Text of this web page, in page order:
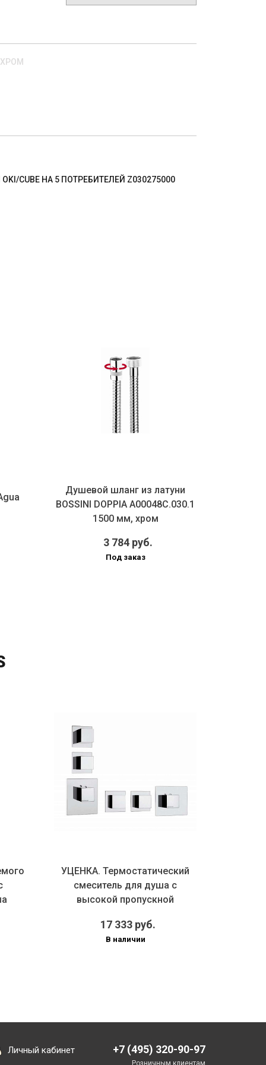
CUBE НА 5 ПОТРЕБИТЕЛЕЙ Z030275000
Душевой шланг из латуни
BOSSINI DOPPIA A00048C.030.1
1500 мм, хром
3 784 руб.
Под заказ
УЦЕНКА. Термостатический
смеситель для душа с
высокой пропускной
17 333 руб.
В наличии
Личный кабинет +7 (495) 320-90-97
Розничным клиентам